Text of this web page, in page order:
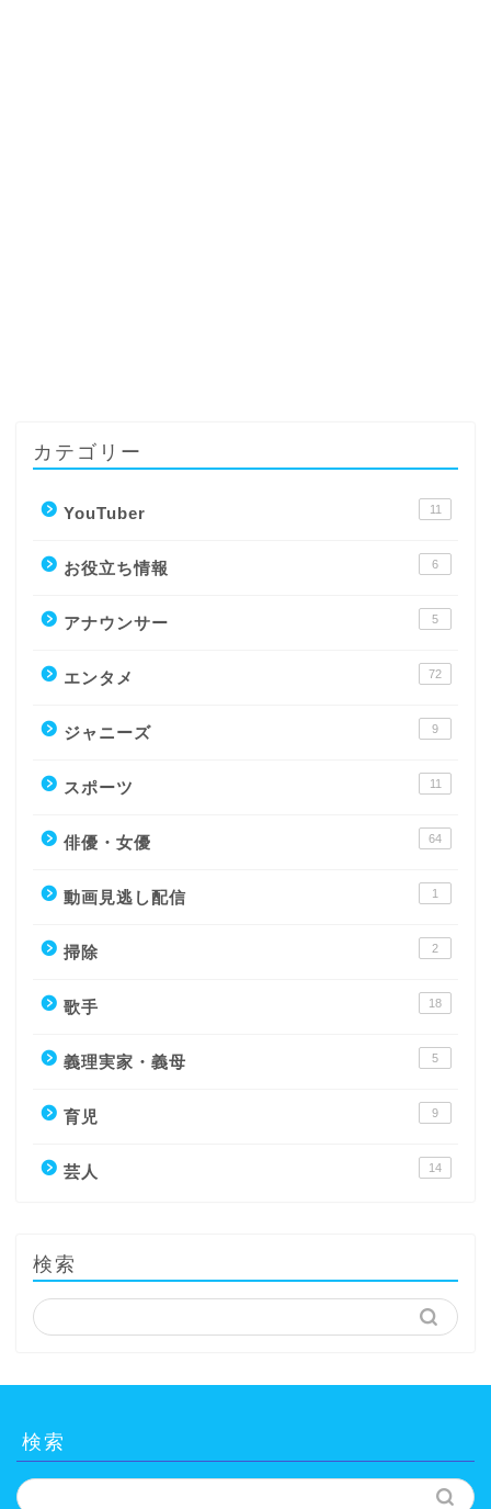
カテゴリー
YouTuber 11
お役立ち情報 6
アナウンサー 5
エンタメ 72
ジャニーズ 9
スポーツ 11
俳優・女優 64
動画見逃し配信 1
掃除 2
歌手 18
義理実家・義母 5
育児 9
芸人 14
検索
検索